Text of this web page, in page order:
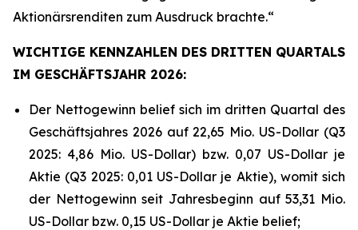
Aktionärsrenditen zum Ausdruck brachte.“
WICHTIGE KENNZAHLEN DES DRITTEN QUARTALS
IM GESCHÄFTSJAHR 2026:
Der Nettogewinn belief sich im dritten Quartal des
Geschäftsjahres 2026 auf 22,65 Mio. US-Dollar (Q3
2025: 4,86 Mio. US-Dollar) bzw. 0,07 US-Dollar je
Aktie (Q3 2025: 0,01 US-Dollar je Aktie), womit sich
der Nettogewinn seit Jahresbeginn auf 53,31 Mio.
US-Dollar bzw. 0,15 US-Dollar je Aktie belief;